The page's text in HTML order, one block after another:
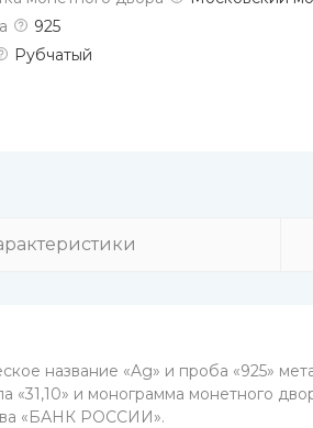
925
Рубчатый
название «Ag» и проба «925»
«31,10» и монограмма монетного
«БАНК РОССИИ».